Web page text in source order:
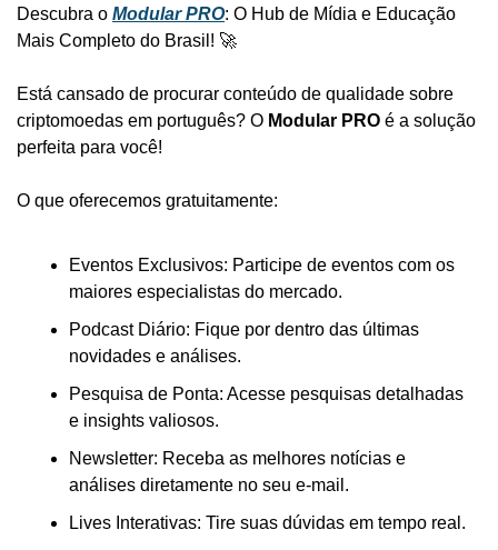
Descubra o Modular PRO: O Hub de Mídia e Educação
Mais Completo do Brasil! 🚀
Está cansado de procurar conteúdo de qualidade sobre
criptomoedas em português? O Modular PRO é a solução
perfeita para você!
O que oferecemos gratuitamente:
Eventos Exclusivos: Participe de eventos com os
maiores especialistas do mercado.
Podcast Diário: Fique por dentro das últimas
novidades e análises.
Pesquisa de Ponta: Acesse pesquisas detalhadas
e insights valiosos.
Newsletter: Receba as melhores notícias e
análises diretamente no seu e-mail.
Lives Interativas: Tire suas dúvidas em tempo real.